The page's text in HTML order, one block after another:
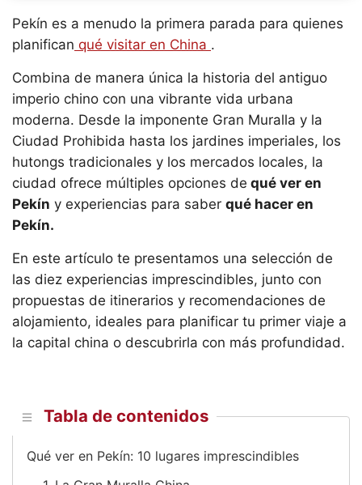
Pekín es a menudo la primera parada para quienes
planifican qué visitar en China .
Combina de manera única la historia del antiguo
imperio chino con una vibrante vida urbana
moderna. Desde la imponente Gran Muralla y la
Ciudad Prohibida hasta los jardines imperiales, los
hutongs tradicionales y los mercados locales, la
ciudad ofrece múltiples opciones de qué ver en
Pekín y experiencias para saber qué hacer en
Pekín.
En este artículo te presentamos una selección de
las diez experiencias imprescindibles, junto con
propuestas de itinerarios y recomendaciones de
alojamiento, ideales para planificar tu primer viaje a
la capital china o descubrirla con más profundidad.
Tabla de contenidos
Qué ver en Pekín: 10 lugares imprescindibles